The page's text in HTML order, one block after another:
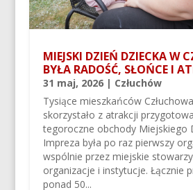
MIEJSKI DZIEŃ DZIECKA W
BYŁA RADOŚĆ, SŁOŃCE I
31 maj, 2026| Człuchów
Tysiące mieszkańców
skorzystało z atrakcji
tegoroczne obchody Miejskiego
Impreza była po raz pierwszy
wspólnie przez miejskie
organizacje i instytucje. Łącznie
ponad 50...